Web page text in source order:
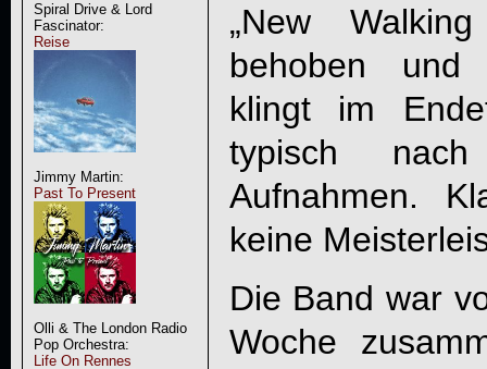
Spiral Drive & Lord
Fascinator:
Reise
Jimmy Martin:
Past To Present
Olli & The London Radio
Pop Orchestra:
Life On Rennes
„New
behoben und
klingt im
typisch nach
Aufnahmen.
keine
Die Band war
Woche